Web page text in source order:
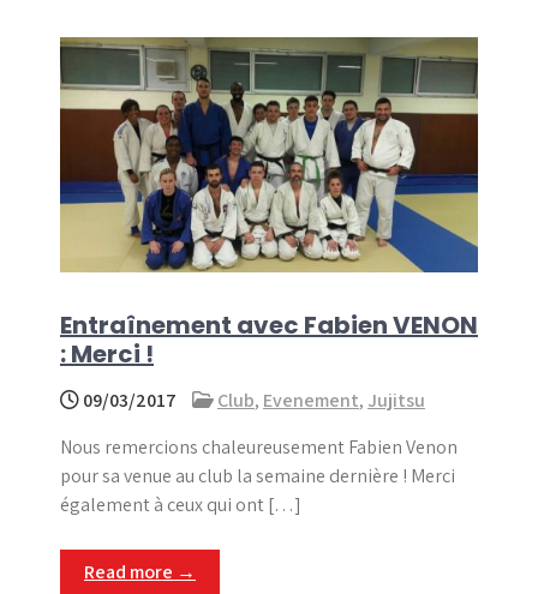
Entraînement avec Fabien VENON
: Merci !
09/03/2017 Club, Evenement, Jujitsu
Nous remercions chaleureusement Fabien Venon
pour sa venue au club la semaine dernière ! Merci
également à ceux qui ont […]
Read more →